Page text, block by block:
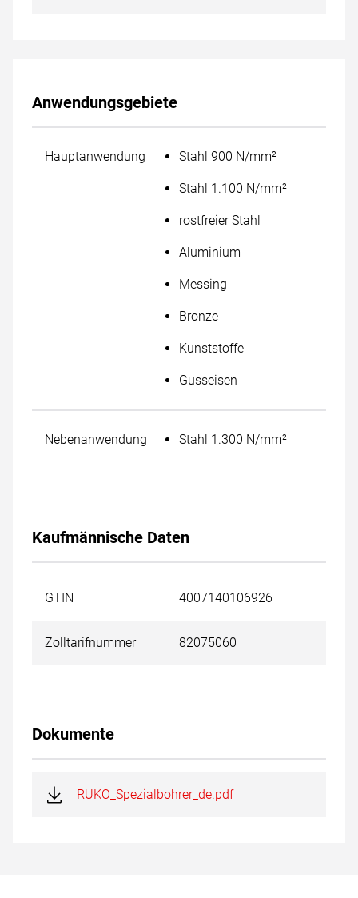
Anwendungsgebiete
Hauptanwendung Stahl 900 N/mm²
Stahl 1.100 N/mm²
rostfreier Stahl
Aluminium
Messing
Bronze
Kunststoffe
Gusseisen
Nebenanwendung Stahl 1.300 N/mm²
Kaufmännische Daten
GTIN 4007140106926
Zolltarifnummer 82075060
Dokumente
RUKO_Spezialbohrer_de.pdf